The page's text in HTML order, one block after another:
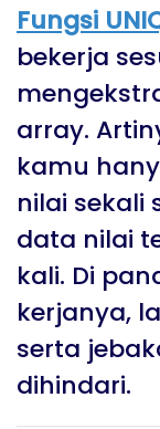
Fungsi
bekerja
array.
kamu
nilai sekali
data nilai
kali. Di
kerjanya,
serta
dihindari.